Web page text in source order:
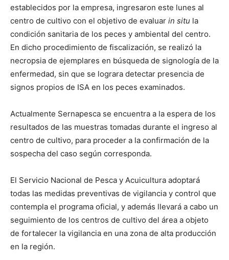
establecidos por la empresa, ingresaron este lunes al
centro de cultivo con el objetivo de evaluar in situ la
condición sanitaria de los peces y ambiental del centro.
En dicho procedimiento de fiscalización, se realizó la
necropsia de ejemplares en búsqueda de signología de la
enfermedad, sin que se lograra detectar presencia de
signos propios de ISA en los peces examinados.
Actualmente Sernapesca se encuentra a la espera de los
resultados de las muestras tomadas durante el ingreso al
centro de cultivo, para proceder a la confirmación de la
sospecha del caso según corresponda.
El Servicio Nacional de Pesca y Acuicultura adoptará
todas las medidas preventivas de vigilancia y control que
contempla el programa oficial, y además llevará a cabo un
seguimiento de los centros de cultivo del área a objeto
de fortalecer la vigilancia en una zona de alta producción
en la región.